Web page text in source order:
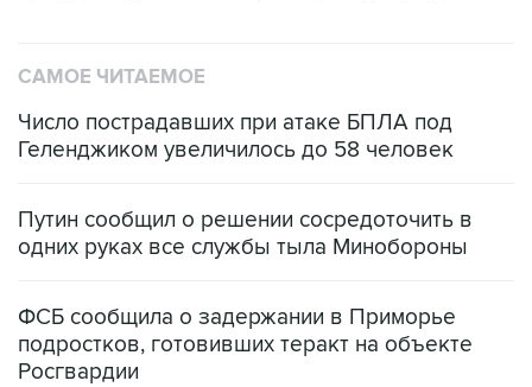
САМОЕ ЧИТАЕМОЕ
Число пострадавших при атаке БПЛА под
Геленджиком увеличилось до 58 человек
Путин сообщил о решении сосредоточить в
одних руках все службы тыла Минобороны
ФСБ сообщила о задержании в Приморье
подростков, готовивших теракт на объекте
Росгвардии